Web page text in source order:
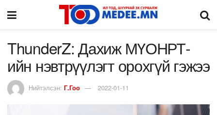
ThunderZ: Дахиж МҮОНРТ-
ийн нэвтрүүлэгт орохгүй гэжээ
Нийтэлсэн: Г.Гоо 2022-01-11